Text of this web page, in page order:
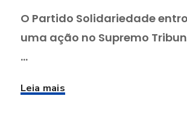
O Partido Solidariedade
uma ação no Supremo
...
Leia mais